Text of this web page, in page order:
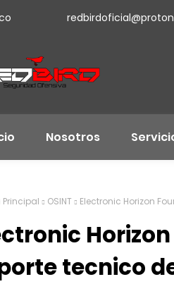
Nosotros
OSINT Electronic Horizon
tecnico